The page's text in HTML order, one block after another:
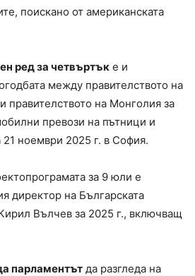
поискано от американската
ред за четвъртък е и
между правителството на
правителството на Монголия за
превози на пътници и
ноември 2025 г. в София.
за 9 юли е
директор на Българската
Вълчев за 2025 г., включващ
парламентът да разгледа на